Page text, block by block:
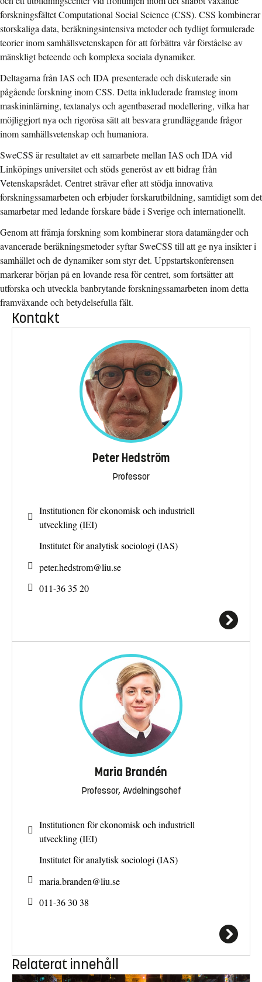
forskningsfältet Computational Social Science (CSS). CSS kombinerar
storskaliga data, beräkningsintensiva metoder och tydligt formulerade
teorier inom samhällsvetenskapen för att förbättra vår förståelse av
mänskligt beteende och komplexa sociala dynamiker.
Deltagarna från IAS och IDA presenterade och diskuterade sin
pågående forskning inom CSS. Detta inkluderade framsteg inom
maskininlärning, textanalys och agentbaserad modellering, vilka har
möjliggjort nya och rigorösa sätt att besvara grundläggande frågor
inom samhällsvetenskap och humaniora.
SweCSS är resultatet av ett samarbete mellan IAS och IDA vid
Linköpings universitet och stöds generöst av ett bidrag från
Vetenskapsrådet. Centret strävar efter att stödja innovativa
forskningssamarbeten och erbjuder forskarutbildning, samtidigt som det
samarbetar med ledande forskare både i Sverige och internationellt.
Genom att främja forskning som kombinerar stora datamängder och
avancerade beräkningsmetoder syftar SweCSS till att ge nya insikter i
samhället och de dynamiker som styr det. Uppstartskonferensen
markerar början på en lovande resa för centret, som fortsätter att
utforska och utveckla banbrytande forskningssamarbeten inom detta
framväxande och betydelsefulla fält.
Kontakt
Peter Hedström
Professor
Institutionen för ekonomisk och industriell
utveckling (IEI)
Institutet för analytisk sociologi (IAS)
peter.hedstrom@liu.se
011-36 35 20
Maria Brandén
Professor, Avdelningschef
Institutionen för ekonomisk och industriell
utveckling (IEI)
Institutet för analytisk sociologi (IAS)
maria.branden@liu.se
011-36 30 38
Relaterat innehåll